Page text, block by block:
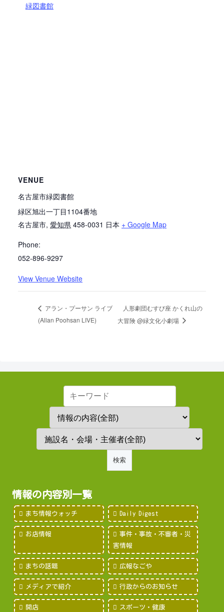
緑図書館
VENUE
名古屋市緑図書館
緑区旭出一丁目1104番地
名古屋市, 愛知県 458-0031 日本 + Google Map
Phone:
052-896-9297
View Venue Website
アラン・プーサン ライブ
(Allan Poohsan LIVE)
人形劇団むすび座 かくれ山の
大冒険 @緑文化小劇場
情報の内容別一覧
まち情報ウォッチ Daily Digest
お店情報
事件・事故・不審者・災
害情報
まちの話題 広報なごや
メディアで紹介 行政からのお知らせ
開店 スポーツ・健康